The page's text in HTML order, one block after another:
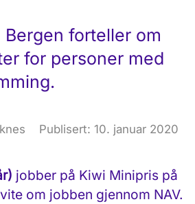
forteller om
for personer med
Publisert: 10. januar 2020
jobber på Kiwi Minipris på
om jobben gjennom NAV.